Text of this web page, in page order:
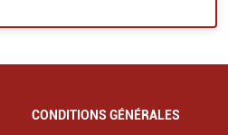
CONDITIONS GÉNÉRALES